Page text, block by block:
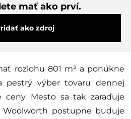
mať ako prví.
ako zdroj
rozlohu 801 m² a ponúkne
pestrý výber tovaru dennej
ceny. Mesto sa tak zaraďuje
Woolworth postupne buduje